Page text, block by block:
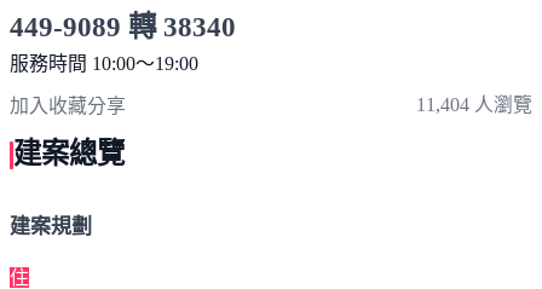
449-9089 轉 38340
服務時間 10:00～19:00
點擊上方掃描 QR Code 可快速撥打
加入收藏分享 11,404 人瀏覽
建案總覽
建案規劃
住